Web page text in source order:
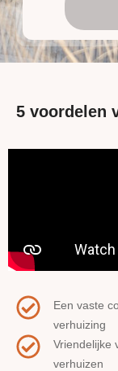
5 voordelen
Een vaste
verhuizing
Vriendelijke
verhuizen